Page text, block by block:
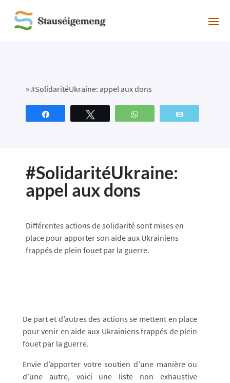
» #SolidaritéUkraine: appel aux dons
WhatsApp
#SolidaritéUkraine:
appel aux dons
Différentes actions de solidarité sont mises en
place pour apporter son aide aux Ukrainiens
frappés de plein fouet par la guerre.
De part et d’autres des actions se mettent en place
pour venir en aide aux Ukrainiens frappés de plein
fouet par la guerre.
Envie d’apporter votre soutien d’une manière ou
d’une autre, voici une liste non exhaustive